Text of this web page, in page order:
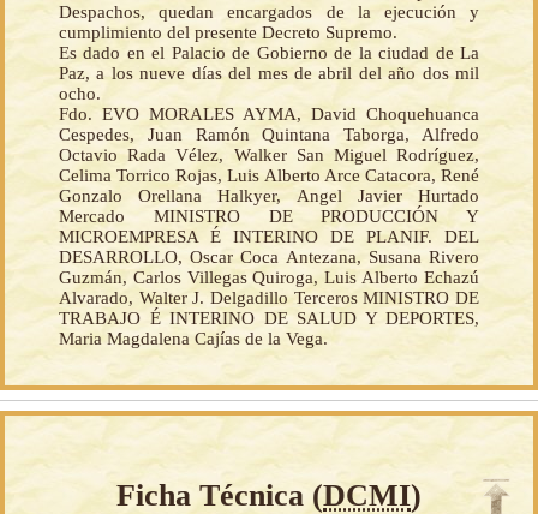
Despachos, quedan encargados de la ejecución y
cumplimiento del presente Decreto Supremo.
Es dado en el Palacio de Gobierno de la ciudad de La
Paz, a los nueve días del mes de abril del año dos mil
ocho.
Fdo. EVO MORALES AYMA, David Choquehuanca
Cespedes, Juan Ramón Quintana Taborga, Alfredo
Octavio Rada Vélez, Walker San Miguel Rodríguez,
Celima Torrico Rojas, Luis Alberto Arce Catacora, René
Gonzalo Orellana Halkyer, Angel Javier Hurtado
Mercado MINISTRO DE PRODUCCIÓN Y
MICROEMPRESA É INTERINO DE PLANIF. DEL
DESARROLLO, Oscar Coca Antezana, Susana Rivero
Guzmán, Carlos Villegas Quiroga, Luis Alberto Echazú
Alvarado, Walter J. Delgadillo Terceros MINISTRO DE
TRABAJO É INTERINO DE SALUD Y DEPORTES,
Maria Magdalena Cajías de la Vega.
Ficha Técnica (DCMI)